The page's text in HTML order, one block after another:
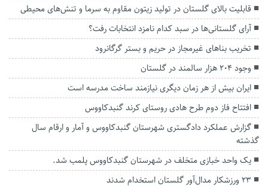
قابلیت بالای گلستان در تولید زیتون مقاوم به سرما و تنش‌های محیطی
آرای گلستانی‌ها در سبد کدام نامزد انتخابات رفت؟
تخریب بناهای غیرمجاز در حریم و بستر گرگانرود
وجود ۲۰۴ هزار سالمند در گلستان
ایران بیش از هر زمان دیگری نیازمند ساخت مدرسه است
افتتاح فاز دوم طرح هادی روستای کرند گنبدکاووس
گزارش عملکرد دادگستری شهرستان گنبدکاووس و آمار و ارقام سال
گذشته
یک واحد خبازی متخلف در شهرستان گنبدکاووس پلمب شد.
۲۳ ورزشکار مدال‌آور گلستان استخدام شدند